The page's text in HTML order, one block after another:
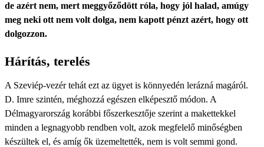
de azért nem, mert meggyőződött róla, hogy jól halad, amúgy
meg neki ott nem volt dolga, nem kapott pénzt azért, hogy ott
dolgozzon.
Hárítás, terelés
A Szeviép-vezér tehát ezt az ügyet is könnyedén lerázná magáról.
D. Imre szintén, méghozzá egészen elképesztő módon. A
Délmagyarország korábbi főszerkesztője szerint a makettekkel
minden a legnagyobb rendben volt, azok megfelelő minőségben
készültek el, és amíg ők üzemeltették, nem is volt semmi gond.